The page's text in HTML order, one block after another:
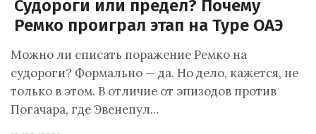
Судороги или предел? Почему
Ремко проиграл этап на Туре ОАЭ
Можно ли списать поражение Ремко на
судороги? Формально — да. Но дело, кажется, не
только в этом. В отличие от эпизодов против
Погачара, где Эвенепул…